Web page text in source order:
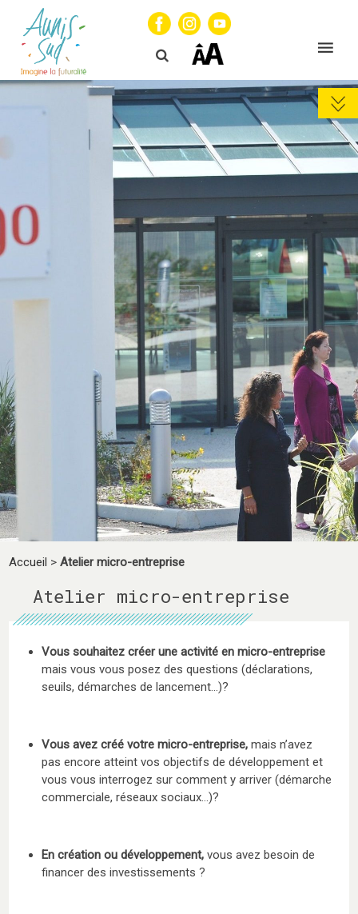
Accueil >Atelier micro-entreprise
Atelier micro-entreprise
Vous souhaitez créer une activité en micro-entreprise
mais vous vous posez des questions (déclarations,
seuils, démarches de lancement…)?
Vous avez créé votre micro-entreprise, mais n’avez
pas encore atteint vos objectifs de développement et
vous vous interrogez sur comment y arriver (démarche
commerciale, réseaux sociaux…)?
En création ou développement, vous avez besoin de
financer des investissements ?